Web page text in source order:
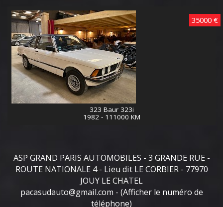
35000 €
323 Baur 323i
1982 - 111000 KM
ASP GRAND PARIS AUTOMOBILES - 3 GRANDE RUE -
ROUTE NATIONALE 4 - Lieu dit LE CORBIER - 77970
JOUY LE CHATEL
pacasudauto@gmail.com - (Afficher le numéro de
téléphone)